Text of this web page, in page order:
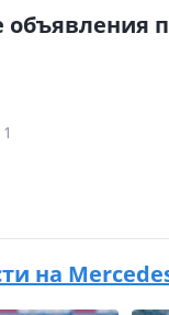
объявления
1
на